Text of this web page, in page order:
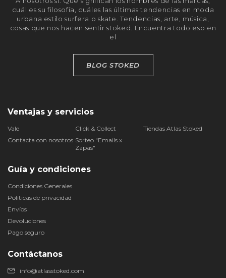
Contáctanos
info@atlasstoked.com
Ventajas y servicios
Vale Click & Collect
Tiendas Atlas Stoked
Contacta con nosotros Sorteo "Emails x
Zapas"
Guía y condiciones
Condiciones Generales
Politicas de privacidad
Envíos
Devoluciones
Pago seguro
cuál es su filosofía, cuáles las últimas tendencias en moda
urbana estilo surfera o skate. Tendencias, arte, música,
cosas que nos hacen sentir stoked. Encuentra todo eso en
el
BLOG STOKED